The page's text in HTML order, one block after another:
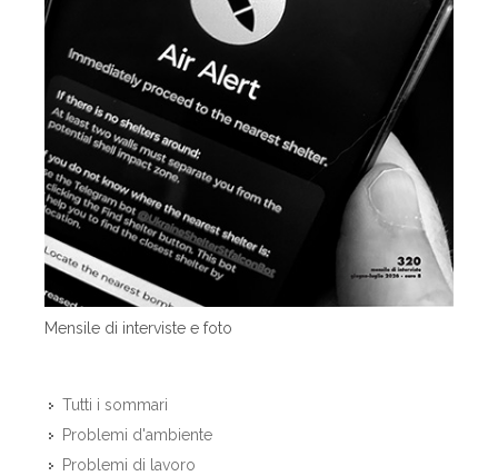
Mensile di interviste e foto
Tutti i sommari
Problemi d'ambiente
Problemi di lavoro